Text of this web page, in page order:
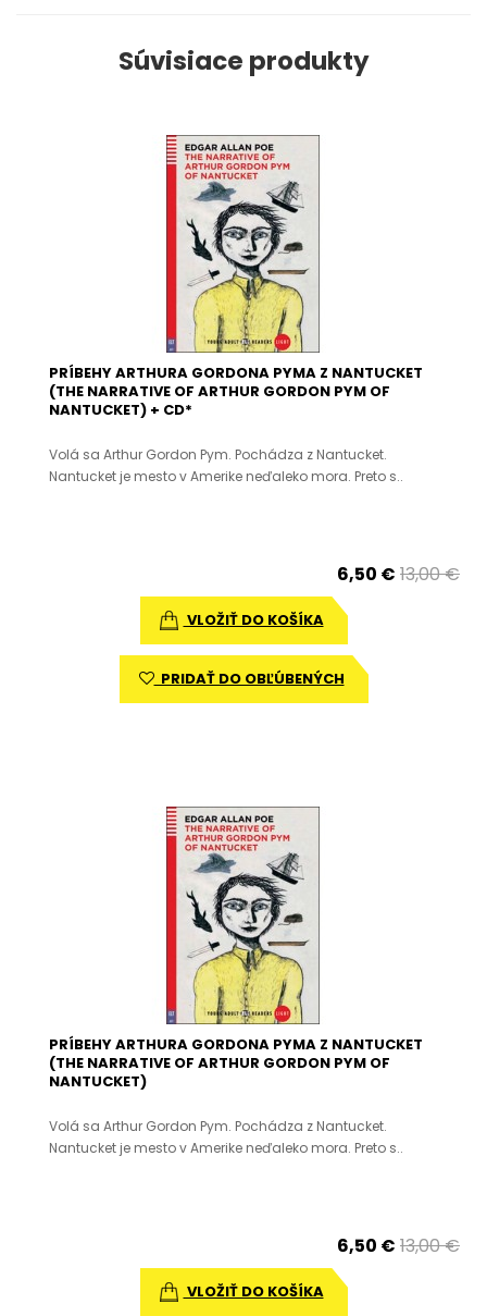
Súvisiace produkty
PRÍBEHY ARTHURA GORDONA PYMA Z NANTUCKET
(THE NARRATIVE OF ARTHUR GORDON PYM OF
NANTUCKET) + CD*
Volá sa Arthur Gordon Pym. Pochádza z Nantucket.
Nantucket je mesto v Amerike neďaleko mora. Preto s..
6,50 € 13,00 €
VLOŽIŤ DO KOŠÍKA
PRIDAŤ DO OBĽÚBENÝCH
PRÍBEHY ARTHURA GORDONA PYMA Z NANTUCKET
(THE NARRATIVE OF ARTHUR GORDON PYM OF
NANTUCKET)
Volá sa Arthur Gordon Pym. Pochádza z Nantucket.
Nantucket je mesto v Amerike neďaleko mora. Preto s..
6,50 € 13,00 €
VLOŽIŤ DO KOŠÍKA